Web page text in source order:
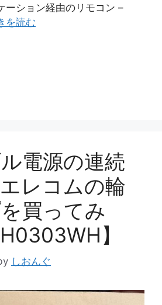
ーション経由のリモコン –
を読む
電源の連続
レコムの輪
買ってみ
】
しおんぐ